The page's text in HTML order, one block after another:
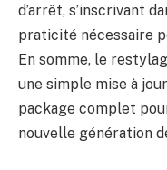
d’arrêt, s’inscrivant
praticité nécessaire
En somme, le
une simple mise à
package complet
nouvelle génération